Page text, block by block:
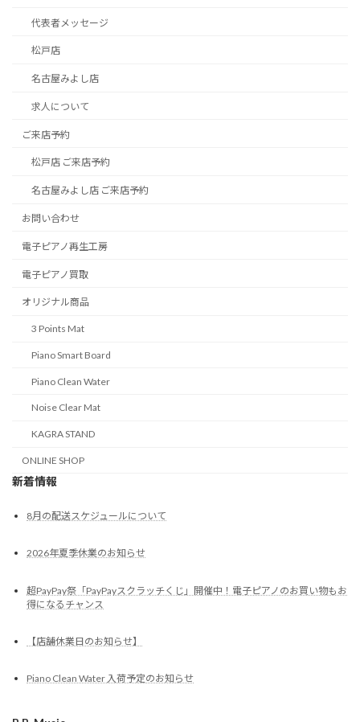
代表者メッセージ
松戸店
名古屋みよし店
求人について
ご来店予約
松戸店 ご来店予約
名古屋みよし店 ご来店予約
お問い合わせ
電子ピアノ再生工房
電子ピアノ買取
オリジナル商品
3 Points Mat
Piano Smart Board
Piano Clean Water
Noise Clear Mat
KAGRA STAND
ONLINE SHOP
新着情報
8月の配送スケジュールについて
2026年夏季休業のお知らせ
超PayPay祭「PayPayスクラッチくじ」開催中！電子ピアノのお買い物もお
得になるチャンス
【店舗休業日のお知らせ】
Piano Clean Water 入荷予定のお知らせ